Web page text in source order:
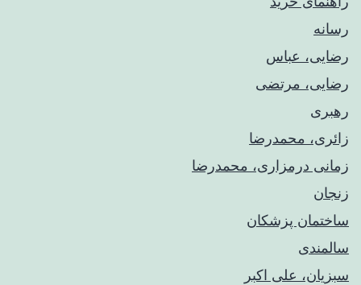
رسانه
رضایی، عباس
رضایی، مرتضی
رهبری
زائری، محمدرضا
زمانی درمزاری، محمدرضا
زنجان
ساختمان پزشکان
سالمندی
سبزیان، علی اکبر